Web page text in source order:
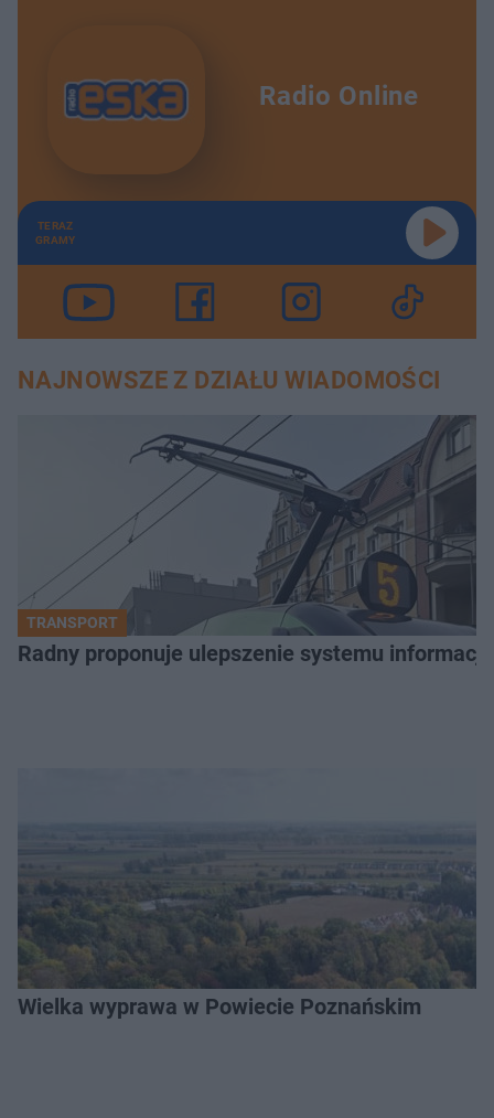
Radio Online
TERAZ
GRAMY
NAJNOWSZE Z DZIAŁU WIADOMOŚCI
TRANSPORT
Radny proponuje ulepszenie systemu
Wielka wyprawa w Powiecie Poznańskim